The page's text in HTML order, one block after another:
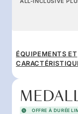
ÉQUIPEMENTS ET
OFFRE À DURÉE